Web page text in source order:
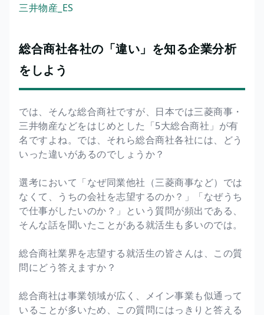
三井物産_ES
総合商社各社の「違い」を知る企業分析
をしよう
では、そんな総合商社ですが、日本では三菱商事・
三井物産などをはじめとした「5大総合商社」が有
名ですよね。では、それら総合商社各社には、どう
いった違いがあるのでしょうか？
選考において「なぜ同業他社（三菱商事など）では
なくて、うちの会社を志望するのか？」「なぜうち
で仕事がしたいのか？」という質問が頻出である、
そんな話を聞いたことがある就活生も多いのでは。
総合商社業界を志望する就活生の皆さんは、この質
問にどう答えますか？
総合商社は事業領域が広く、メイン事業も似通って
いることが多いため、この質問にはっきりと答える